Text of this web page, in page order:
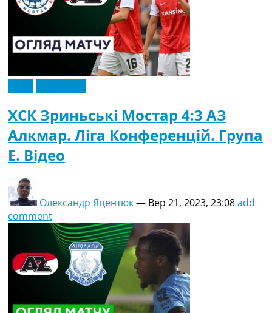
ХСК Зриньські Мостар 4:3 АЗ
Алкмар. Ліга Конференцій. Група
E. Відео
Олександр Яцентюк— Вер 21, 2023, 23:08add
comment